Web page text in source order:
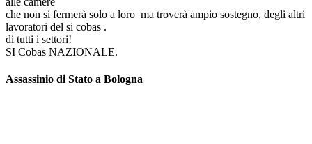
che non si fermerà solo a loro ma troverà ampio sostegno, degli altri
lavoratori del si cobas .
di tutti i settori!
SI Cobas NAZIONALE.
Assassinio di Stato a Bologna